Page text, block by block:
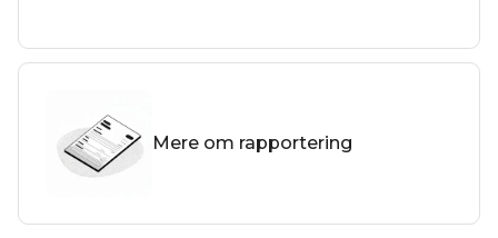
Mere om rapportering